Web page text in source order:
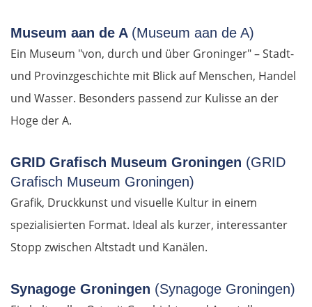
Museum aan de A (Museum aan de A)
Ein Museum "von, durch und über Groninger" – Stadt-
und Provinzgeschichte mit Blick auf Menschen, Handel
und Wasser. Besonders passend zur Kulisse an der
Hoge der A.
GRID Grafisch Museum Groningen (GRID
Grafisch Museum Groningen)
Grafik, Druckkunst und visuelle Kultur in einem
spezialisierten Format. Ideal als kurzer, interessanter
Stopp zwischen Altstadt und Kanälen.
Synagoge Groningen (Synagoge Groningen)
Wyszków
Warschau
Turek
Posen
Schwiebus